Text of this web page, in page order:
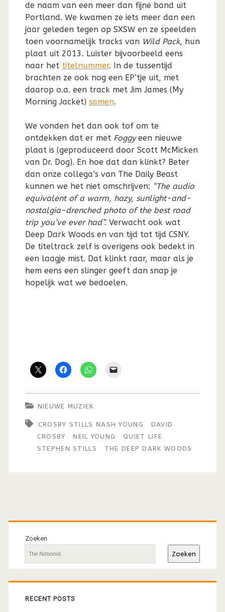
de naam van een meer dan fijne band uit
Portland. We kwamen ze iets meer dan een
jaar geleden tegen op SXSW en ze speelden
toen voornamelijk tracks van Wild Pack, hun
plaat uit 2013. Luister bijvoorbeeld eens
naar het titelnummer. In de tussentijd
brachten ze ook nog een EP’tje uit, met
daarop o.a. een track met Jim James (My
Morning Jacket) samen.
We vonden het dan ook tof om te
ontdekken dat er met Foggyeen nieuwe
plaat is (geproduceerd door Scott McMicken
van Dr. Dog). En hoe dat dan klinkt? Beter
dan onze collega’s van The Daily Beast
kunnen we het niet omschrijven: “The audio
equivalent of a warm, hazy, sunlight-and-
nostalgia-drenched photo of the best road
trip you’ve ever had”.Verwacht ook wat
Deep Dark Woods en van tijd tot tijd CSNY.
De titeltrack zelf is overigens ook bedekt in
een laagje mist. Dat klinkt raar, maar als je
hem eens een slinger geeft dan snap je
hopelijk wat we bedoelen.
NIEUWE MUZIEK
CROSBY STILLS NASH YOUNG
DAVID
CROSBY
NEIL YOUNG
QUIET LIFE
STEPHEN STILLS
THE DEEP DARK WOODS
Primaire
sidebar
Zoeken
Zoeken
RECENT POSTS